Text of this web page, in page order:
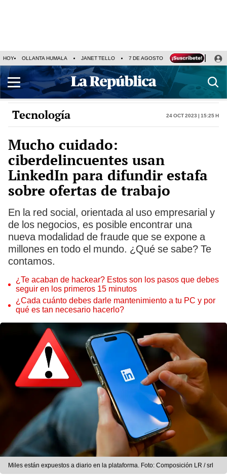
HOY OLLANTA HUMALA JANET TELLO 7 DE AGOSTO TINKA RESULTADOS
Tecnología 24 Oct 2023 | 15:25 h
Mucho cuidado:
ciberdelincuentes usan
LinkedIn para difundir estafa
sobre ofertas de trabajo
En la red social, orientada al uso empresarial y
de los negocios, es posible encontrar una
nueva modalidad de fraude que se expone a
millones en todo el mundo. ¿Qué se sabe? Te
contamos.
¿Te acaban de hackear? Estos son los pasos que debes
seguir en los primeros 15 minutos
¿Cada cuánto debes darle mantenimiento a tu PC y por
qué es tan necesario hacerlo?
Miles están expuestos a diario en la plataforma. Foto: Composición LR / srl